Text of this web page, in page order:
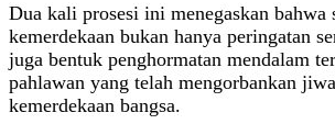
Dua kali prosesi ini menegaskan bahwa
kemerdekaan bukan hanya peringatan
juga bentuk penghormatan mendalam
pahlawan yang telah mengorbankan
kemerdekaan bangsa.